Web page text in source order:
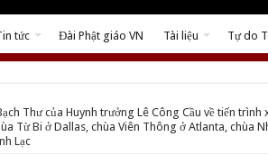
tức Đài Phật giáo VN Tài liệu Tự do
Thư của Huynh trưởng Lê Công Cầu về tiến
Từ Bi ở Dallas, chùa Viên Thông ở Atlanta, chùa
Lạc